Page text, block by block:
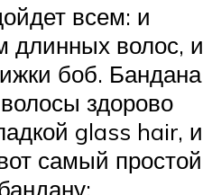
всем: и
длинных волос, и
боб. Бандана
здорово
glass hair, и
самый простой